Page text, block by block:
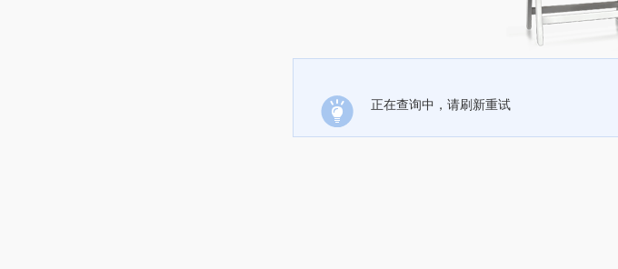
正在查询中，请刷新重试